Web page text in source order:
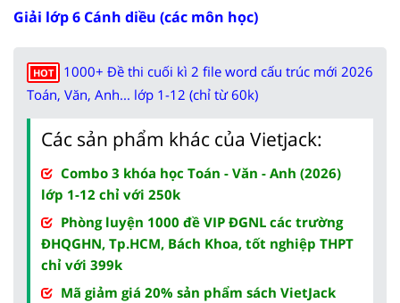
Giải lớp 6 Cánh diều (các môn học)
HOT
1000+ Đề thi cuối kì 2 file word cấu trúc mới 2026
Toán, Văn, Anh... lớp 1-12 (chỉ từ 60k)
Các sản phẩm khác của Vietjack:
Combo 3 khóa học Toán - Văn - Anh (2026)
lớp 1-12 chỉ với 250k
Phòng luyện 1000 đề VIP ĐGNL các trường
ĐHQGHN, Tp.HCM, Bách Khoa, tốt nghiệp THPT
chỉ với 399k
Mã giảm giá 20% sản phẩm sách VietJack